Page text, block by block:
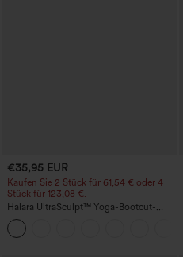
€35,95 EUR
Kaufen Sie 2 Stück für 61,54 € oder 4
Stück für 123,08 €.
Halara UltraSculpt™ Yoga-Bootcut-
Leggings mit hoher Taille,
bauchformender Unterstützung und
Tasche